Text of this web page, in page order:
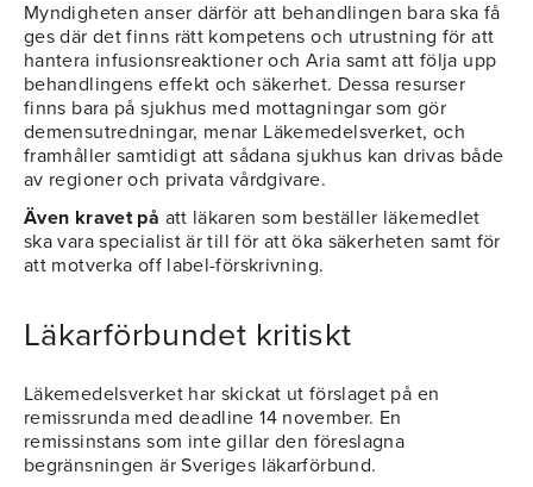
Myndigheten anser därför att behandlingen bara ska få
ges där det finns rätt kompetens och utrustning för att
hantera infusionsreaktioner och Aria samt att följa upp
behandlingens effekt och säkerhet. Dessa resurser
finns bara på sjukhus med mottagningar som gör
demensutredningar, menar Läkemedelsverket, och
framhåller samtidigt att sådana sjukhus kan drivas både
av regioner och privata vårdgivare.
Även kravet på att läkaren som beställer läkemedlet
ska vara specialist är till för att öka säkerheten samt för
att motverka off label-förskrivning.
Läkarförbundet kritiskt
Läkemedelsverket har skickat ut förslaget på en
remissrunda med deadline 14 november. En
remissinstans som inte gillar den föreslagna
begränsningen är Sveriges läkarförbund.